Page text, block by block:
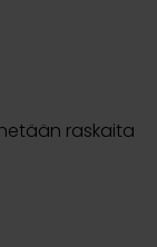
raskaita